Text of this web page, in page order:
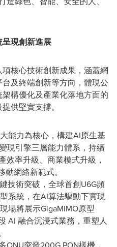
現創新進展
核心技術創新成果，涵蓋網
及終端創新等方向，體現公
構優化及產業化落地方面的
供堅實支撐。
能力為核心，構建AI原生基
現引擎三層能力體系，持續
效率升級、商業模式升級，
網絡新範式。
技術突破，全球首創U6G頻
系統，在AI算法驅動下實現
場將展示GigaMIMO原型
AI 融合沉浸式業務，重塑人